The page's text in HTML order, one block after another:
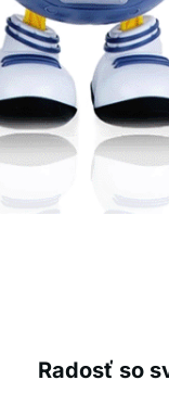
Radosť so